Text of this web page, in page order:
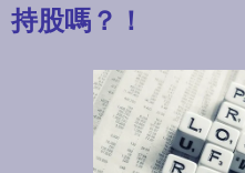
持股嗎？！